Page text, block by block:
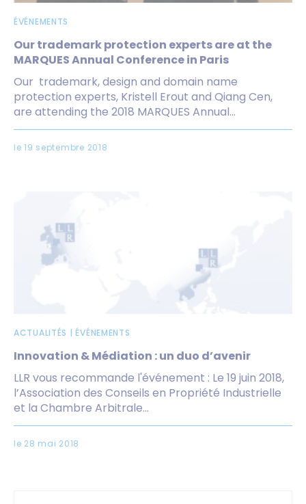
ÉVÉNEMENTS
Our trademark protection experts are at the
MARQUES Annual Conference in Paris
Our trademark, design and domain name
protection experts, Kristell Erout and Qiang Cen,
are attending the 2018 MARQUES Annual...
le 19 septembre 2018
ACTUALITÉS | ÉVÉNEMENTS
Innovation & Médiation : un duo d’avenir
LLR vous recommande l'événement : Le 19 juin 2018,
l’Association des Conseils en Propriété Industrielle
et la Chambre Arbitrale...
le 28 mai 2018